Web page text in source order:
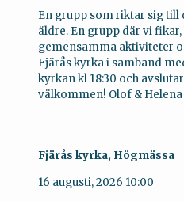
En grupp som riktar sig till
äldre. En grupp där vi fikar,
gemensamma aktiviteter
Fjärås kyrka i samband
kyrkan kl 18:30 och
välkommen! Olof & Helena
Fjärås kyrka, Högmässa
16 augusti, 2026 10:00